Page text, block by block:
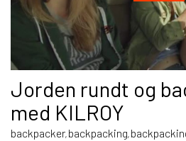
Jorden rundt og
med KILROY
backpacker, backpacking,